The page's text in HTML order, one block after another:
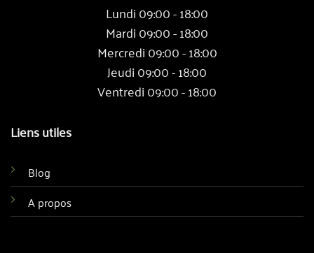
Lundi 09:00 - 18:00
Mardi 09:00 - 18:00
Mercredi 09:00 - 18:00
Jeudi 09:00 - 18:00
Ventredi 09:00 - 18:00
Liens utiles
Blog
A propos